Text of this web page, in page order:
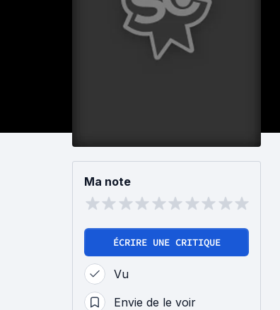
Ma note
ÉCRIRE UNE CRITIQUE
Vu
Envie de le voir